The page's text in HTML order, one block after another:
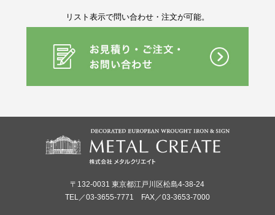
リスト表示で問い合わせ・注文が可能。
〒132-0031 東京都江戸川区松島4-38-24
TEL／03-3655-7771 FAX／03-3653-7000